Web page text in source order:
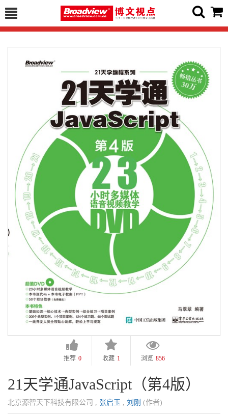
推荐 0 收藏 1 浏览 856
21天学通JavaScript（第4版）
北京源智天下科技有限公司 , 张启玉 刘刚 (作者)